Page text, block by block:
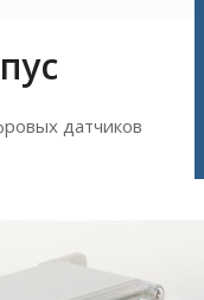
датчиков